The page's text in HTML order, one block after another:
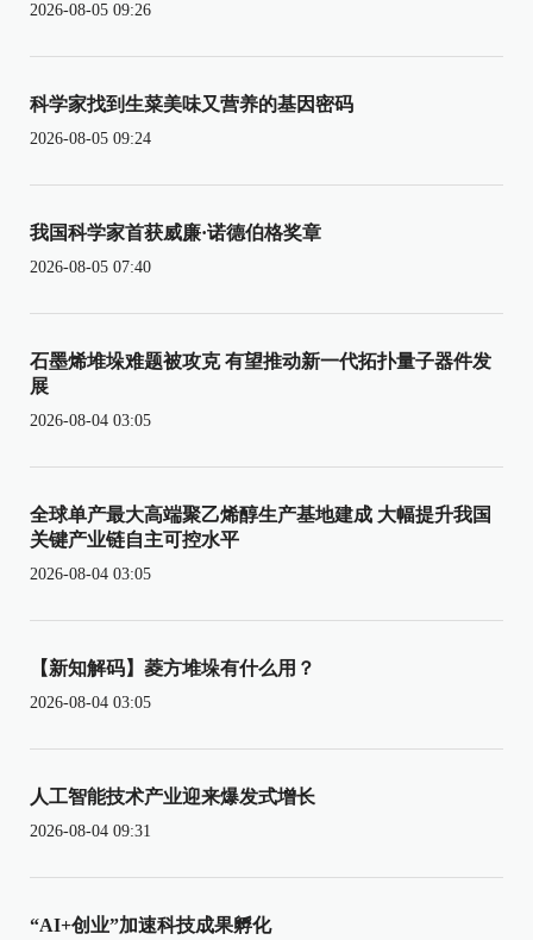
2026-08-05 09:26
科学家找到生菜美味又营养的基因密码
2026-08-05 09:24
我国科学家首获威廉·诺德伯格奖章
2026-08-05 07:40
石墨烯堆垛难题被攻克 有望推动新一代拓扑量子器件发
展
2026-08-04 03:05
全球单产最大高端聚乙烯醇生产基地建成 大幅提升我国
关键产业链自主可控水平
2026-08-04 03:05
【新知解码】菱方堆垛有什么用？
2026-08-04 03:05
人工智能技术产业迎来爆发式增长
2026-08-04 09:31
“AI+创业”加速科技成果孵化